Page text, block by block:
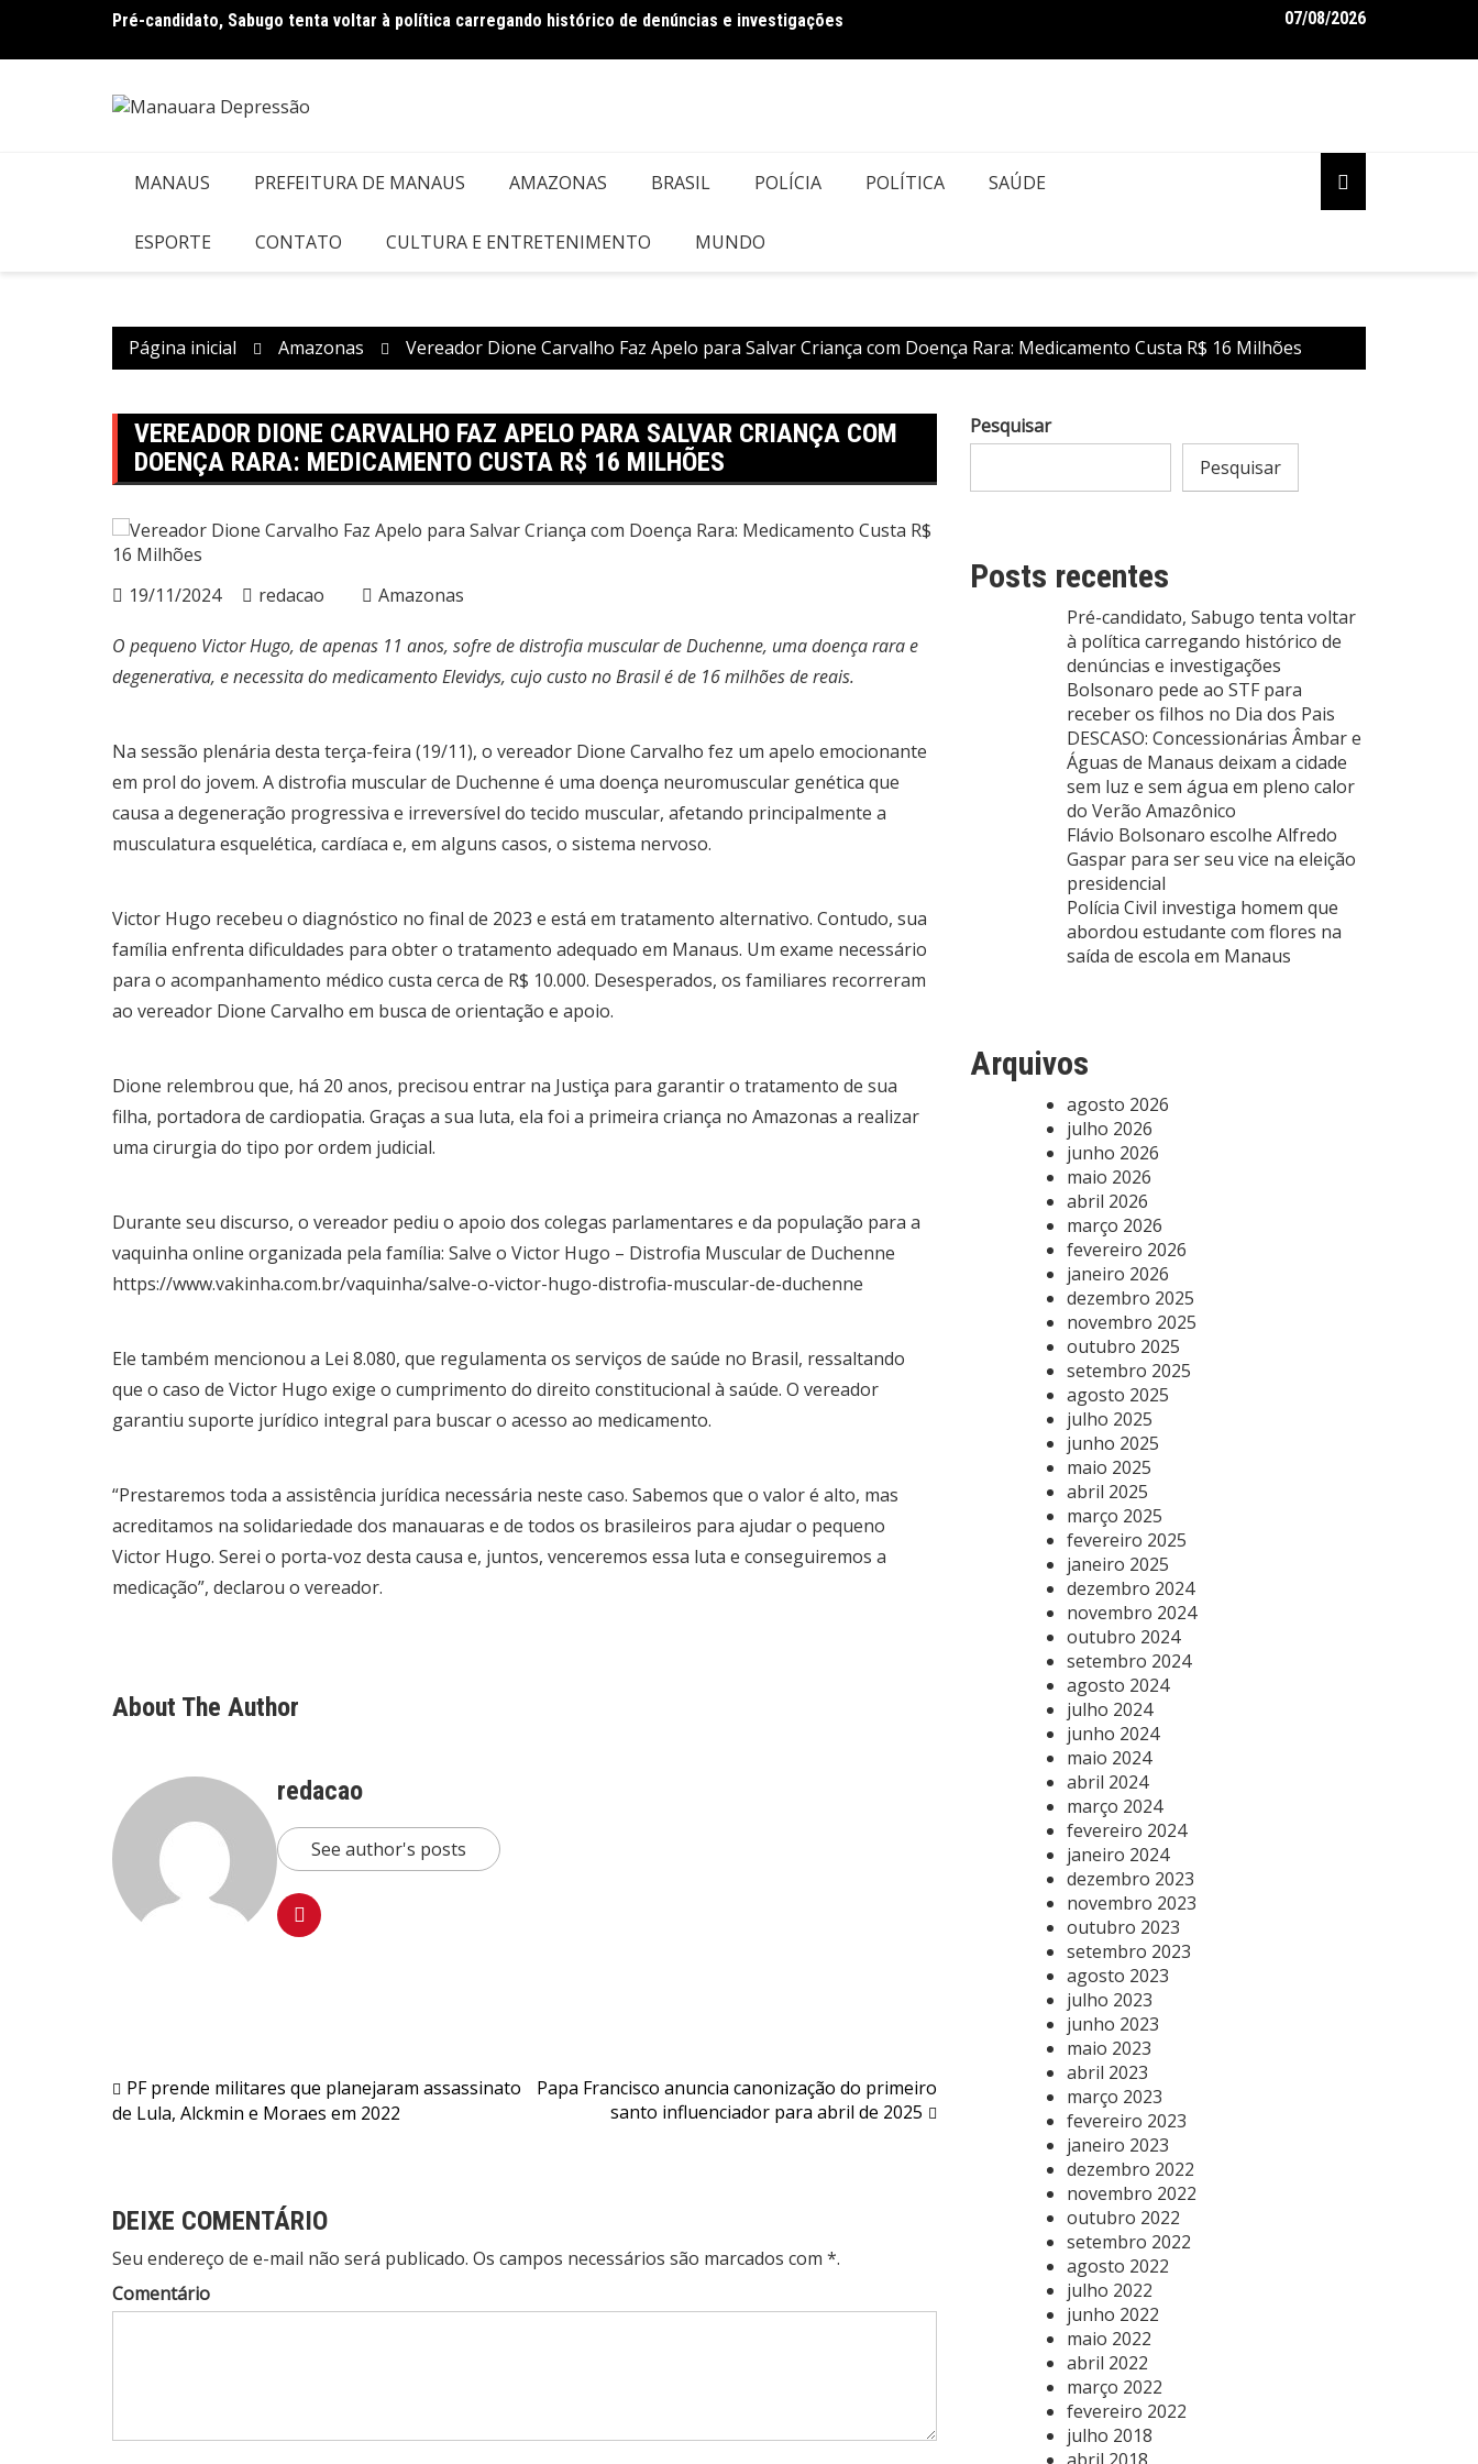
o
Pré-candidato, Sabugo tenta voltar à política carregando histórico de denúncias e investigações Bolsonaro pede ao STF para receber os filhos no Dia dos Pais
07/08/2026
MANAUS PREFEITURA DE MANAUS AMAZONAS BRASIL POLÍCIA POLÍTICA SAÚDE
ESPORTE CONTATO CULTURA E ENTRETENIMENTO MUNDO
Página inicial Amazonas Vereador Dione Carvalho Faz Apelo para Salvar Criança com Doença Rara: Medicamento Custa R$ 16 Milhões
VEREADOR DIONE CARVALHO FAZ APELO PARA SALVAR CRIANÇA COM
DOENÇA RARA: MEDICAMENTO CUSTA R$ 16 MILHÕES
19/11/2024 redacao Amazonas
O pequeno Victor Hugo, de apenas 11 anos, sofre de distrofia muscular de Duchenne, uma doença rara e
degenerativa, e necessita do medicamento Elevidys, cujo custo no Brasil é de 16 milhões de reais.
Na sessão plenária desta terça-feira (19/11), o vereador Dione Carvalho fez um apelo emocionante
em prol do jovem. A distrofia muscular de Duchenne é uma doença neuromuscular genética que
causa a degeneração progressiva e irreversível do tecido muscular, afetando principalmente a
musculatura esquelética, cardíaca e, em alguns casos, o sistema nervoso.
Victor Hugo recebeu o diagnóstico no final de 2023 e está em tratamento alternativo. Contudo, sua
família enfrenta dificuldades para obter o tratamento adequado em Manaus. Um exame necessário
para o acompanhamento médico custa cerca de R$ 10.000. Desesperados, os familiares recorreram
ao vereador Dione Carvalho em busca de orientação e apoio.
Dione relembrou que, há 20 anos, precisou entrar na Justiça para garantir o tratamento de sua
filha, portadora de cardiopatia. Graças a sua luta, ela foi a primeira criança no Amazonas a realizar
uma cirurgia do tipo por ordem judicial.
Durante seu discurso, o vereador pediu o apoio dos colegas parlamentares e da população para a
vaquinha online organizada pela família: Salve o Victor Hugo – Distrofia Muscular de Duchenne
https://www.vakinha.com.br/vaquinha/salve-o-victor-hugo-distrofia-muscular-de-duchenne
Ele também mencionou a Lei 8.080, que regulamenta os serviços de saúde no Brasil, ressaltando
que o caso de Victor Hugo exige o cumprimento do direito constitucional à saúde. O vereador
garantiu suporte jurídico integral para buscar o acesso ao medicamento.
“Prestaremos toda a assistência jurídica necessária neste caso. Sabemos que o valor é alto, mas
acreditamos na solidariedade dos manauaras e de todos os brasileiros para ajudar o pequeno
Victor Hugo. Serei o porta-voz desta causa e, juntos, venceremos essa luta e conseguiremos a
medicação”, declarou o vereador.
About The Author
redacao
See author's posts
Navegação
de
PF prende militares que planejaram assassinato
de Lula, Alckmin e Moraes em 2022
Papa Francisco anuncia canonização do primeiro
santo influenciador para abril de 2025
DEIXE COMENTÁRIO
Seu endereço de e-mail não será publicado. Os campos necessários são marcados com *.
Comentário
Pesquisar
Pesquisar
Posts recentes
Pré-candidato, Sabugo tenta voltar
à política carregando histórico de
denúncias e investigações
Bolsonaro pede ao STF para
receber os filhos no Dia dos Pais
DESCASO: Concessionárias Âmbar e
Águas de Manaus deixam a cidade
sem luz e sem água em pleno calor
do Verão Amazônico
Flávio Bolsonaro escolhe Alfredo
Gaspar para ser seu vice na eleição
presidencial
Polícia Civil investiga homem que
abordou estudante com flores na
saída de escola em Manaus
Arquivos
agosto 2026
julho 2026
junho 2026
maio 2026
abril 2026
março 2026
fevereiro 2026
janeiro 2026
dezembro 2025
novembro 2025
outubro 2025
setembro 2025
agosto 2025
julho 2025
junho 2025
maio 2025
abril 2025
março 2025
fevereiro 2025
janeiro 2025
dezembro 2024
novembro 2024
outubro 2024
setembro 2024
agosto 2024
julho 2024
junho 2024
maio 2024
abril 2024
março 2024
fevereiro 2024
janeiro 2024
dezembro 2023
novembro 2023
outubro 2023
setembro 2023
agosto 2023
julho 2023
junho 2023
maio 2023
abril 2023
março 2023
fevereiro 2023
janeiro 2023
dezembro 2022
novembro 2022
outubro 2022
setembro 2022
agosto 2022
julho 2022
junho 2022
maio 2022
abril 2022
março 2022
fevereiro 2022
julho 2018